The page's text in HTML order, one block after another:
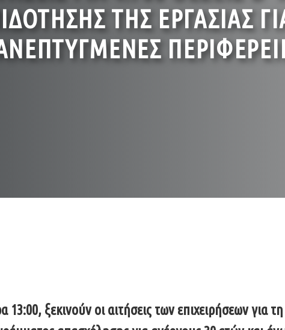
ΤΗΣ ΕΡΓΑΣΙΑΣ
ξεκινούν οι αιτήσεις των επιχειρήσεων για